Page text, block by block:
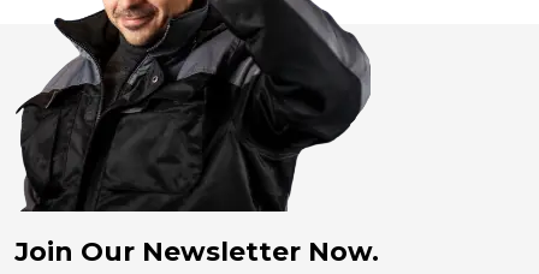
Join Our Newsletter Now.